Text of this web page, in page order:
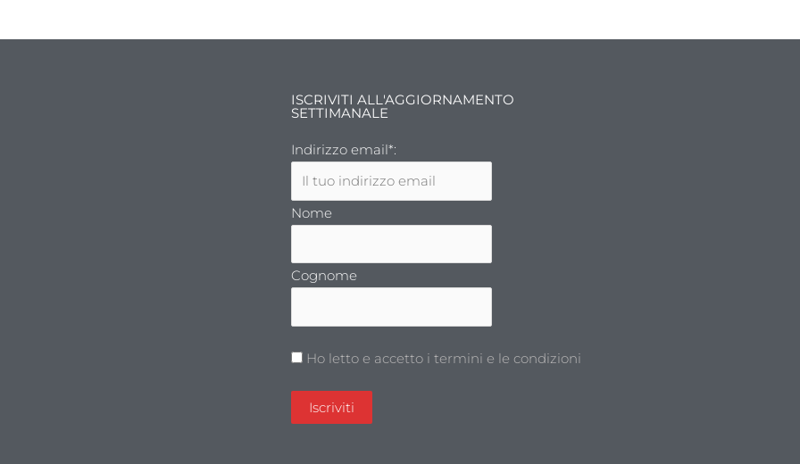
ISCRIVITI ALL'AGGIORNAMENTO
SETTIMANALE
Indirizzo email*:
Nome
Cognome
Ho letto e accetto i termini e le condizioni